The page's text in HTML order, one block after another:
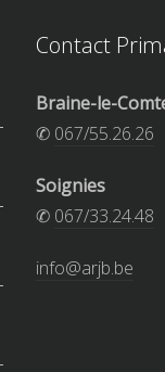
Contact
Braine-le-
✆ 067/55.26.26
Soignies
✆ 067/33.24.48
info@arjb.be